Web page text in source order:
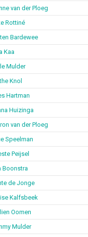
van der Ploeg
Rottiné
Bardewee
Kaa
Mulder
Knol
Hartman
Huizinga
van der Ploeg
Speelman
Peijsel
Boonstra
de Jonge
Kalfsbeek
Oomen
Mulder